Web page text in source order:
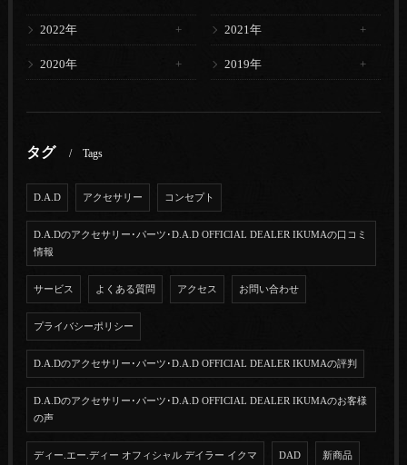
2022年 2021年
2020年 2019年
タグ Tags
D.A.D アクセサリー コンセプト
D.A.Dのアクセサリー･パーツ･D.A.D OFFICIAL DEALER IKUMAの口コミ
情報
サービス よくある質問 アクセス お問い合わせ
プライバシーポリシー
D.A.Dのアクセサリー･パーツ･D.A.D OFFICIAL DEALER IKUMAの評判
D.A.Dのアクセサリー･パーツ･D.A.D OFFICIAL DEALER IKUMAのお客様
の声
ディー.エー.ディー オフィシャル デイラー イクマ DAD 新商品